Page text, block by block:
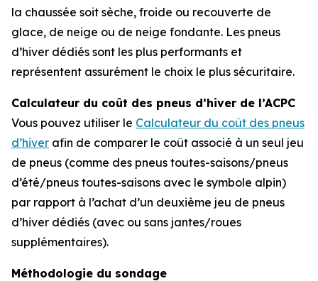
la chaussée soit sèche, froide ou recouverte de
glace, de neige ou de neige fondante. Les pneus
d’hiver dédiés sont les plus performants et
représentent assurément le choix le plus sécuritaire.
Calculateur du coût des pneus d’hiver de l’ACPC
Vous pouvez utiliser le Calculateur du coût des pneus
d’hiver afin de comparer le coût associé à un seul jeu
de pneus (comme des pneus toutes-saisons/pneus
d’été/pneus toutes-saisons avec le symbole alpin)
par rapport à l’achat d’un deuxième jeu de pneus
d’hiver dédiés (avec ou sans jantes/roues
supplémentaires).
Méthodologie du sondage